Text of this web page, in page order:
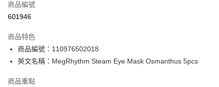
Apple Pay
PayMe
WeChat Pay
BoC Pay
商品編號
601946
商品特色
商品編號：110976502018
英文名稱：MegRhythm Steam Eye Mask Osmanthus 5pcs
商品重點